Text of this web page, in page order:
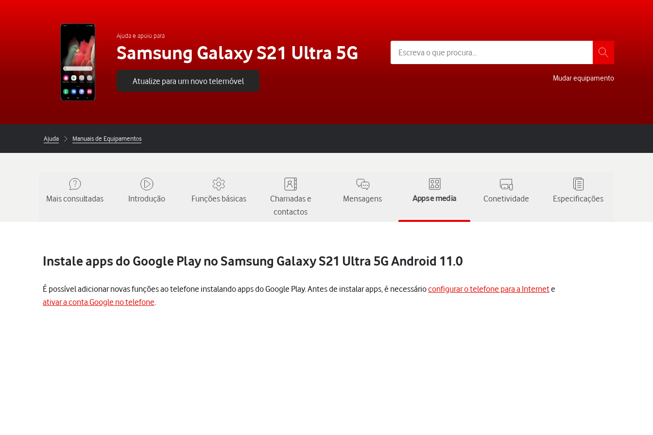
Ajuda e apoio para
Samsung Galaxy S21 Ultra 5G
Atualize para um novo telemóvel Mudar equipamento
Ajuda Manuais de Equipamentos
Mais consultadas Introdução Funções básicas
Chamadas e
contactos
Mensagens Apps e media Conetividade Especificações
Instale apps do Google Play no Samsung Galaxy S21 Ultra 5G Android 11.0
É possível adicionar novas funções ao telefone instalando apps do Google Play. Antes de instalar apps, é necessárioconfigurar o telefone para a Internete
ativar a conta Google no telefone